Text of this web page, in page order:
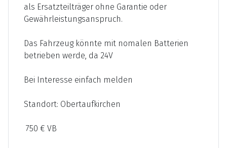
als Ersatzteilträger ohne Garantie oder
Gewährleistungsanspruch.
Das Fahrzeug könnte mit nomalen Batterien
betrieben werde, da 24V
Bei Interesse einfach melden
Standort: Obertaufkirchen
750 € VB